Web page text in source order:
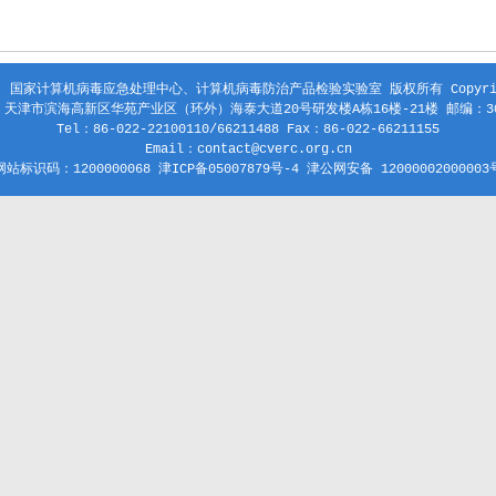
国家计算机病毒应急处理中心、计算机病毒防治产品检验实验室 版权所有
天津市滨海高新区华苑产业区（环外）海泰大道20号研发楼A栋16楼-21楼 邮编：
Tel：86-022-22100110/66211488 Fax：86-022-66211155
Email：contact@cverc.org.cn
站标识码：1200000068 津ICP备05007879号-4 津公网安备 12000002000003